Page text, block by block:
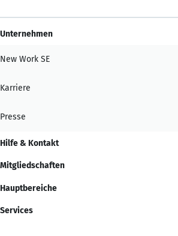
Unternehmen
New Work SE
Karriere
Presse
Hilfe & Kontakt
Mitgliedschaften
Hauptbereiche
Services